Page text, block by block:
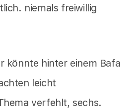
niemals freiwillig
könnte hinter einem Bafa
leicht
verfehlt, sechs.